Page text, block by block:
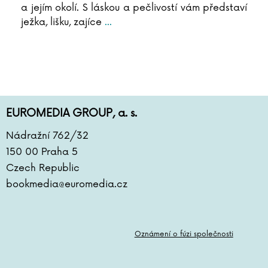
a jejím okolí. S láskou a pečlivostí vám představí
ježka, lišku, zajíce ...
EUROMEDIA GROUP, a. s.
Nádražní 762/32
150 00 Praha 5
Czech Republic
bookmedia@euromedia.cz
Oznámení o fúzi společnosti